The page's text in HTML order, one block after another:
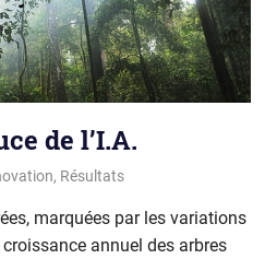
de l’I.A.
, Résultats
marquées par les variations
annuel des arbres